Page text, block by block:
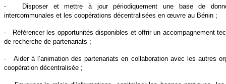
- Disposer et mettre à jour périodiquement une base de
intercommunales et les coopérations décentralisées en œuvre au Bénin ;
- Référencer les opportunités disponibles et offrir un accompagnement
de recherche de partenariats ;
- Aider à l’animation des partenariats en collaboration avec les autres
coopération décentralisée ;